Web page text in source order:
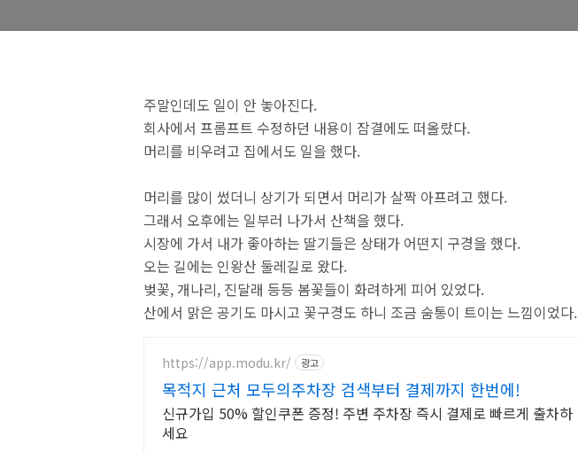
주말인데도 일이 안 놓아진다.
회사에서 프롬프트 수정하던 내용이 잠결에도 떠올랐다.
머리를 비우려고 집에서도 일을 했다.
머리를 많이 썼더니 상기가 되면서 머리가 살짝 아프려고 했다.
그래서 오후에는 일부러 나가서 산책을 했다.
시장에 가서 내가 좋아하는 딸기들은 상태가 어떤지 구경을 했다.
오는 길에는 인왕산 둘레길로 왔다.
벚꽃, 개나리, 진달래 등등 봄꽃들이 화려하게 피어 있었다.
산에서 맑은 공기도 마시고 꽃구경도 하니 조금 숨통이 트이는 느낌이었다.
https://app.modu.kr/ 광고
목적지 근처 모두의주차장 검색부터 결제까지 한번에!
신규가입 50% 할인쿠폰 증정! 주변 주차장 즉시 결제로 빠르게 출차하
세요